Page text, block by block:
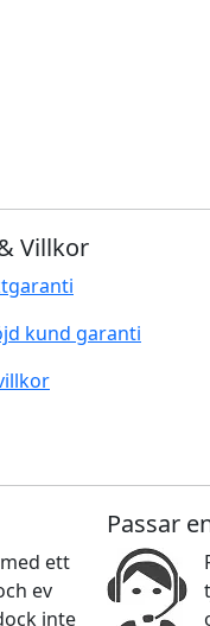
Villkor
kund garanti
ett
ev
inte
Passar